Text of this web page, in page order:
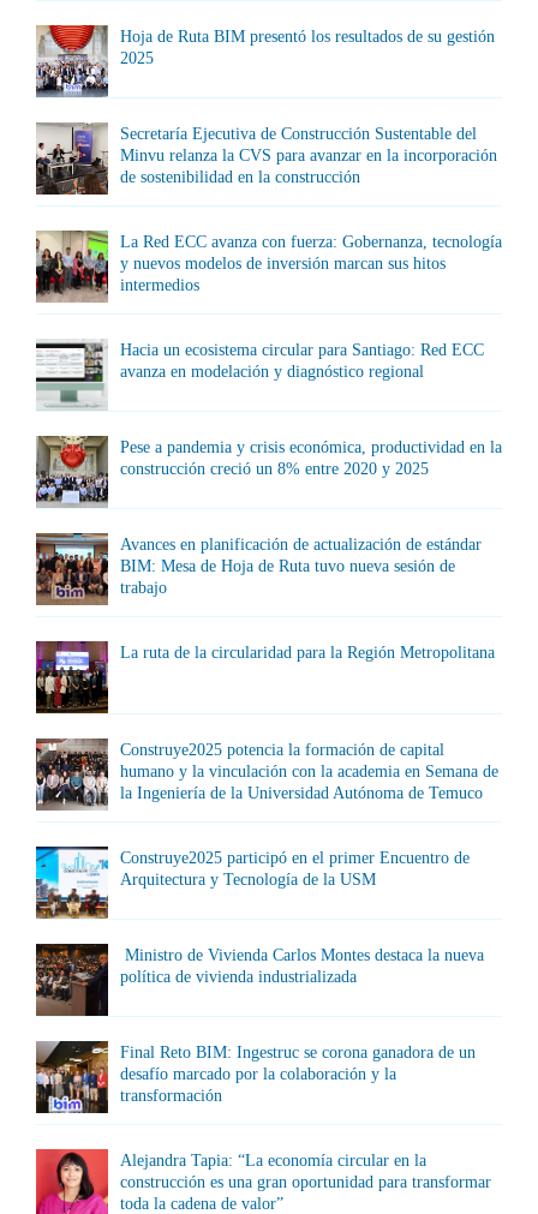
Hoja de Ruta BIM presentó los resultados de su gestión
2025
Secretaría Ejecutiva de Construcción Sustentable del
Minvu relanza la CVS para avanzar en la incorporación
de sostenibilidad en la construcción
La Red ECC avanza con fuerza: Gobernanza, tecnología
y nuevos modelos de inversión marcan sus hitos
intermedios
Hacia un ecosistema circular para Santiago: Red ECC
avanza en modelación y diagnóstico regional
Pese a pandemia y crisis económica, productividad en la
construcción creció un 8% entre 2020 y 2025
Avances en planificación de actualización de estándar
BIM: Mesa de Hoja de Ruta tuvo nueva sesión de
trabajo
La ruta de la circularidad para la Región Metropolitana
Construye2025 potencia la formación de capital
humano y la vinculación con la academia en Semana de
la Ingeniería de la Universidad Autónoma de Temuco
Construye2025 participó en el primer Encuentro de
Arquitectura y Tecnología de la USM
Ministro de Vivienda Carlos Montes destaca la nueva
política de vivienda industrializada
Final Reto BIM: Ingestruc se corona ganadora de un
desafío marcado por la colaboración y la
transformación
Alejandra Tapia: “La economía circular en la
construcción es una gran oportunidad para transformar
toda la cadena de valor”